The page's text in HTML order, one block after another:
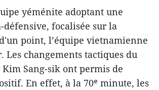
yéménite adoptant une
focalisée sur la
point, l’équipe vietnamienne
Les changements tactiques du
Sang‑sik ont permis de
En effet, à la 70ᵉ minute, les